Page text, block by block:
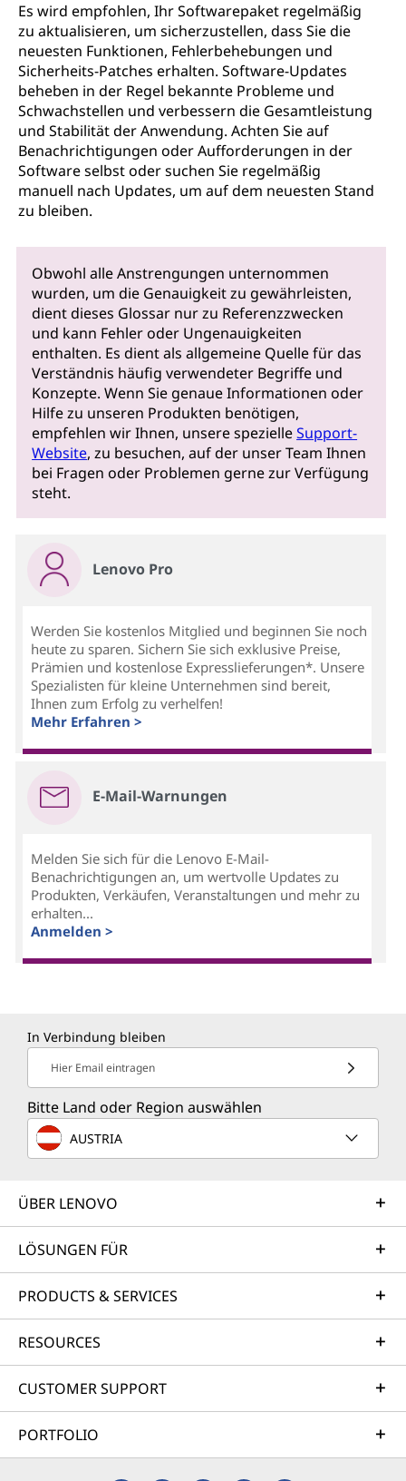
Es wird empfohlen, Ihr Softwarepaket regelmäßig
zu aktualisieren, um sicherzustellen, dass Sie die
neuesten Funktionen, Fehlerbehebungen und
Sicherheits-Patches erhalten. Software-Updates
beheben in der Regel bekannte Probleme und
Schwachstellen und verbessern die Gesamtleistung
und Stabilität der Anwendung. Achten Sie auf
Benachrichtigungen oder Aufforderungen in der
Software selbst oder suchen Sie regelmäßig
manuell nach Updates, um auf dem neuesten Stand
zu bleiben.
Obwohl alle Anstrengungen unternommen
wurden, um die Genauigkeit zu gewährleisten,
dient dieses Glossar nur zu Referenzzwecken
und kann Fehler oder Ungenauigkeiten
enthalten. Es dient als allgemeine Quelle für das
Verständnis häufig verwendeter Begriffe und
Konzepte. Wenn Sie genaue Informationen oder
Hilfe zu unseren Produkten benötigen,
empfehlen wir Ihnen, unsere spezielleSupport-
Website, zu besuchen, auf der unser Team Ihnen
bei Fragen oder Problemen gerne zur Verfügung
steht.
Lenovo Pro
Werden Sie kostenlos Mitglied und beginnen Sie noch
heute zu sparen. Sichern Sie sich exklusive Preise,
Prämien und kostenlose Expresslieferungen*. Unsere
Spezialisten für kleine Unternehmen sind bereit,
Ihnen zum Erfolg zu verhelfen!
Mehr Erfahren >
E-Mail-Warnungen
Melden Sie sich für die Lenovo E-Mail-
Benachrichtigungen an, um wertvolle Updates zu
Produkten, Verkäufen, Veranstaltungen und mehr zu
erhalten...
Anmelden >
In Verbindung bleiben
Hier Email eintragen
Bitte Land oder Region auswählen
AUSTRIA
ÜBER LENOVO
LÖSUNGEN FÜR
PRODUCTS & SERVICES
RESOURCES
CUSTOMER SUPPORT
PORTFOLIO